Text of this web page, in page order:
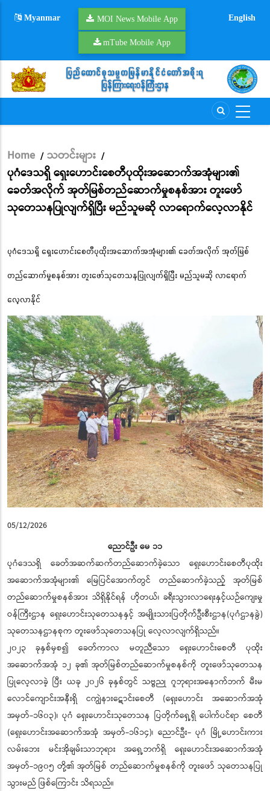
Myanmar MOI News Mobile App
mTube Mobile App
English
Breadcrumb
Home / သတင်းများ /
ပုဂံဒေသရှိ ရှေးဟောင်းစေတီပုထိုးအဆောက်အအုံများ၏
ခေတ်အလိုက် အုတ်မြစ်တည်ဆောက်မှုစနစ်အား တူးဖော်
သုတေသနပြုလျက်ရှိပြီး မည်သူမဆို လာရောက်လေ့လာနိုင်
ပုဂံဒေသရှိ ရှေးဟောင်းစေတီပုထိုးအဆောက်အအုံများ၏ ခေတ်အလိုက် အုတ်မြစ်
တည်ဆောက်မှုစနစ်အား တူးဖော်သုတေသနပြုလျက်ရှိပြီး မည်သူမဆို လာရောက်
လေ့လာနိုင်
05/12/2026
ညောင်ဦး မေ ၁၁
ပုဂံဒေသရှိ ခေတ်အဆက်ဆက်တည်ဆောက်ခဲ့သော ရှေးဟောင်းစေတီပုထိုး
အဆောက်အအုံများ၏ မြေပြင်အောက်တွင် တည်ဆောက်ခဲ့သည့် အုတ်မြစ်
တည်ဆောက်မှုစနစ်အား သိရှိနိုင်ရန် ဟိုတယ်၊ ခရီးသွားလာရေးနှင့်ယဉ်ကျေးမှု
ဝန်ကြီးဌာန ရှေးဟောင်းသုတေသနနှင့် အမျိုးသားပြတိုက်ဦးစီးဌာန(ပုဂံဌာနခွဲ)
သုတေသနဌာနစုက တူးဖော်သုတေသနပြု လေ့လာလျက်ရှိသည်။
၂၀၂၃ ခုနှစ်မှစ၍ ခေတ်ကာလ မတူညီသော ရှေးဟောင်းစေတီ ပုထိုး
အဆောက်အအုံ ၁၂ ခု၏ အုတ်မြစ်တည်ဆောက်မှုစနစ်ကို တူးဖော်သုတေသန
ပြုလေ့လာခဲ့ ပြီး ယခု ၂၀၂၆ ခုနှစ်တွင် သဗ္ဗညု ဂူဘုရားအနောက်ဘက် မီးမ
လောင်ကျောင်းအနီးရှိ ငကျွဲနားဋောင်းစေတီ (ရှေးဟောင်း အဆောက်အအုံ
အမှတ်-၁၆၀၃)၊ ပုဂံ ရှေးဟောင်းသုတေသန ပြတိုက်ရှေ့ရှိ ပေါက်ပင်ရာ စေတီ
(ရှေးဟောင်းအဆောက်အအုံ အမှတ်-၁၆၁၄)၊ ညောင်ဦး- ပုဂံ မြို့ဟောင်းကား
လမ်းဘေး မင်းအိုချမ်းသာဘုရား အရှေ့ဘက်ရှိ ရှေးဟောင်းအဆောက်အအုံ
အမှတ်-၁၉၀၅ တို့၏ အုတ်မြစ် တည်ဆောက်မှုစနစ်ကို တူးဖော် သုတေသနပြု
သွားမည် ဖြစ်ကြောင်း သိရသည်။